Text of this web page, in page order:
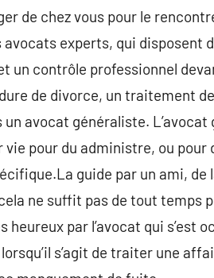
de chez vous pour le
experts, qui disposent
un contrôle professionnel
de divorce, un traitement
avocat généraliste.
pour du administre, ou pour
guide par un ami, de
ne suffit pas de tout temps
par l’avocat qui s’est
s’agit de traiter une